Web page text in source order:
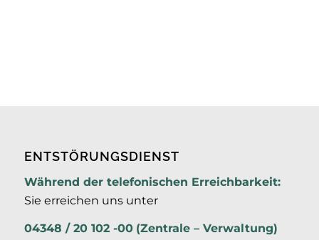
ENTSTÖRUNGSDIENST
Während der telefonischen Erreichbarkeit:
Sie erreichen uns unter
04348 / 20 102 -00 (Zentrale – Verwaltung)